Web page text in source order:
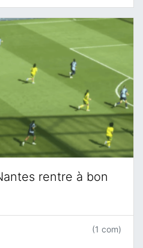
rentre à bon
(1 com)